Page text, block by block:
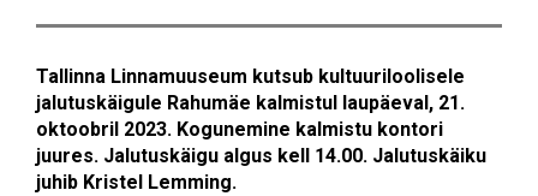
Tallinna Linnamuuseum kutsub kultuuriloolisele
jalutuskäigule Rahumäe kalmistul laupäeval, 21.
oktoobril 2023. Kogunemine kalmistu kontori
juures. Jalutuskäigu algus kell 14.00. Jalutuskäiku
juhib Kristel Lemming.